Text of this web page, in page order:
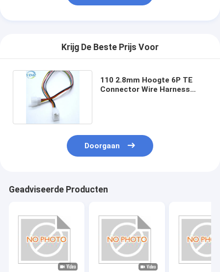
Krijg De Beste Prijs Voor
110 2.8mm Hoogte 6P TE
Connector Wire Harness
Doorgaan
Geadviseerde Producten